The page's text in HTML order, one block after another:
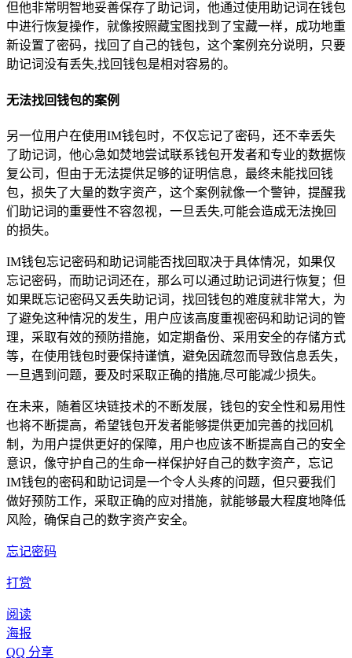
但他非常明智地妥善保存了助记词，他通过使用助记词在钱包
中进行恢复操作，就像按照藏宝图找到了宝藏一样，成功地重
新设置了密码，找回了自己的钱包，这个案例充分说明，只要
助记词没有丢失,找回钱包是相对容易的。
无法找回钱包的案例
另一位用户在使用IM钱包时，不仅忘记了密码，还不幸丢失
了助记词，他心急如焚地尝试联系钱包开发者和专业的数据恢
复公司，但由于无法提供足够的证明信息，最终未能找回钱
包，损失了大量的数字资产，这个案例就像一个警钟，提醒我
们助记词的重要性不容忽视，一旦丢失,可能会造成无法挽回
的损失。
IM钱包忘记密码和助记词能否找回取决于具体情况，如果仅
忘记密码，而助记词还在，那么可以通过助记词进行恢复；但
如果既忘记密码又丢失助记词，找回钱包的难度就非常大，为
了避免这种情况的发生，用户应该高度重视密码和助记词的管
理，采取有效的预防措施，如定期备份、采用安全的存储方式
等，在使用钱包时要保持谨慎，避免因疏忽而导致信息丢失，
一旦遇到问题，要及时采取正确的措施,尽可能减少损失。
在未来，随着区块链技术的不断发展，钱包的安全性和易用性
也将不断提高，希望钱包开发者能够提供更加完善的找回机
制，为用户提供更好的保障，用户也应该不断提高自己的安全
意识，像守护自己的生命一样保护好自己的数字资产，忘记
IM钱包的密码和助记词是一个令人头疼的问题，但只要我们
做好预防工作，采取正确的应对措施，就能够最大程度地降低
风险，确保自己的数字资产安全。
忘记密码
打赏
阅读
海报
QQ 分享